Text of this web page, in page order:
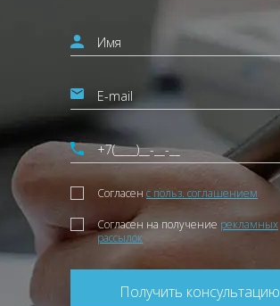
Согласен с польз. соглашением
Согласен на получение рекламных
рассылок
Получить консультацию